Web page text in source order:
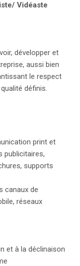
Vidéaste
développer et
aussi bien
le respect
définis.
print et
publicitaires,
supports
canaux de
réseaux
et à la déclinaison